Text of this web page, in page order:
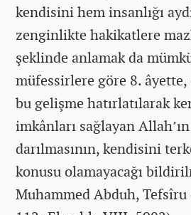
kendisini hem insanlığı
zenginlikte hakikatlere
şeklinde anlamak da
müfessirlere göre 8.
bu gelişme hatırlatılarak
imkânları sağlayan
darılmasının, kendisini
konusu olamayacağı
Muhammed Abduh, Tefsîru